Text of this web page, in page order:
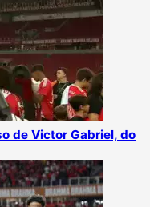
de Victor Gabriel, do